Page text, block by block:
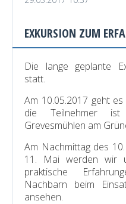
EXKURSION ZUM
Die lange geplante
statt.
Am 10.05.2017 geht
die Teilnehmer
Grevesmühlen am
Am Nachmittag des
11. Mai werden wir
praktische
Nachbarn beim
ansehen.